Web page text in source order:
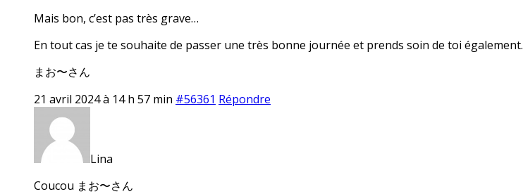
Mais bon, c’est pas très grave…
En tout cas je te souhaite de passer une très bonne journée et prends soin de toi également.
まお〜さん
21 avril 2024 à 14 h 57 min #56361 Répondre
Lina
Coucou まお〜さん